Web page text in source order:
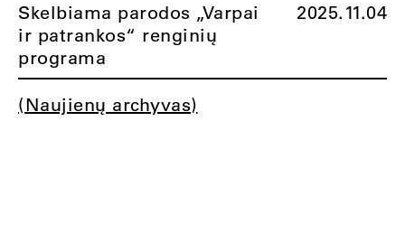
Skelbiama parodos „Varpai
ir patrankos“ renginių
programa
2025.11.04
(Naujienų archyvas)